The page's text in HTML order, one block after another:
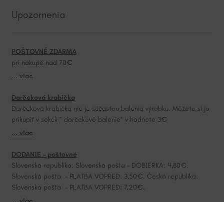
e
a
t
i
e
:
Upozornenia
POŠTOVNÉ ZDARMA
pri nákupe nad 70€
... viac
Darčeková krabička
Darčeková krabička nie je súčasťou balenia výrobku. Môžete si ju
prikúpiť v sekcii “ darčekové balenie“ v hodnote 3€
... viac
DODANIE – poštovné
Slovenská republika: Slovenská pošta – DOBIERKA: 4,80€.
Slovenská pošta – PLATBA VOPRED: 3,50€. Česká republika:
Slovenská pošta – PLATBA VOPRED: 7,20€.